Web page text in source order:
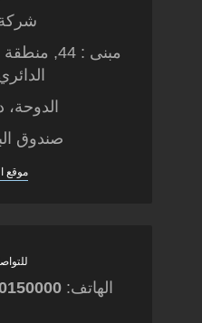
شركة
الدوحة،
صندوق
موقع
الهاتف: 974